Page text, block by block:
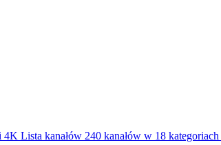
4K Lista kanałów 240 kanałów w 18 kategoriach